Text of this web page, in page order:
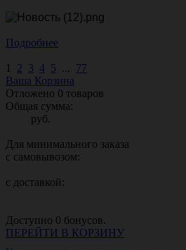
Подробнее
1 2 3 4 5 ... 77
Ваша Корзина
Отложено 0 товаров
Общая сумма:
руб.
Для минимального заказа
с самовывозом:
с доставкой:
Доступно 0 бонусов.
ПЕРЕЙТИ В КОРЗИНУ